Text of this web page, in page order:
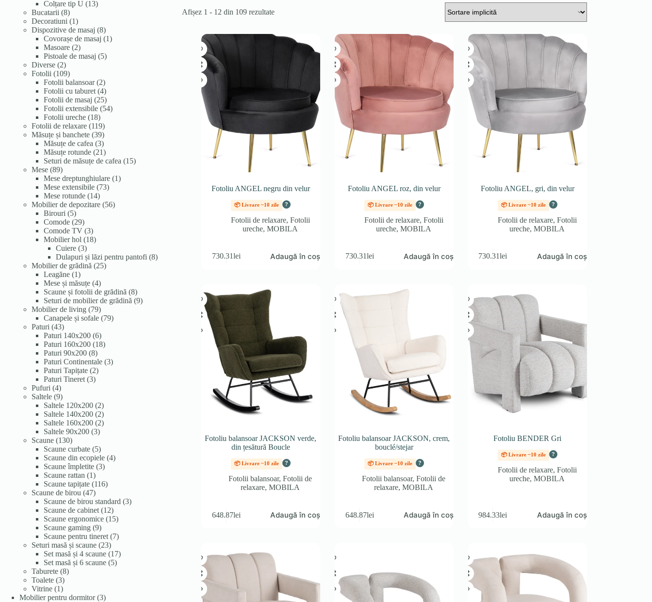
Afișez 1 - 12 din 109 rezultate
Fotoliu ANGEL negru din velur
📦 Livrare ~10 zile ?
Fotolii de relaxare, Fotolii
ureche,MOBILA
730.31lei Adaugă în coș
Fotoliu ANGEL roz, din velur
📦 Livrare ~10 zile ?
Fotolii de relaxare, Fotolii
ureche,MOBILA
730.31lei Adaugă în coș
Fotoliu ANGEL, gri, din velur
📦 Livrare ~10 zile ?
Fotolii de relaxare, Fotolii
ureche,MOBILA
730.31lei Adaugă în coș
Fotoliu balansoar JACKSON verde,
din țesătură Boucle
📦 Livrare ~10 zile ?
Fotolii balansoar,Fotolii de
relaxare,MOBILA
648.87lei Adaugă în coș
Fotoliu balansoar JACKSON, crem,
bouclé/stejar
📦 Livrare ~10 zile ?
Fotolii balansoar,Fotolii de
relaxare,MOBILA
648.87lei Adaugă în coș
Fotoliu BENDER Gri
📦 Livrare ~10 zile ?
Fotolii de relaxare, Fotolii
ureche,MOBILA
984.33lei Adaugă în coș
de
Colțare tip U 1313
Bucatarii 88
produse
Decoratiuni 11
produs
Dispozitive de masaj 88
produse
Covorașe de masaj 11
Masoare 22
produse
Pistoale de masaj 55
Diverse 22
produse
Fotolii 109109
produse
Fotolii balansoar 22
produse
Fotolii cu taburet 44
produse
Fotolii de masaj 2525
de
Fotolii extensibile 5454
Fotolii ureche 1818
produse
Fotolii de relaxare 119119
produse
Măsuțe și banchete 3939
de
produse
Măsuțe de cafea 33
produse
Măsuțe rotunde 2121
de
Seturi de măsuțe de cafea 1515
Mese 8989
de
produse
Mese dreptunghiulare 11
Mese extensibile 7373
produse
Mese rotunde 1414
produse
Mobilier de depozitare 5656
Birouri 55
produse
Comode 2929
de
produse
Comode TV 33
produse
Mobilier hol 1818
Cuiere 33
produse
Dulapuri și lăzi pentru pantofi 88
Mobilier de grădină 2525
Leagăne 11
produs
Mese și măsuțe 44
produse
Scaune și fotolii de grădină 88
produse
Seturi de mobilier de grădină 99
Mobilier de living 7979
de
Canapele și sofale 7979
Paturi 4343
de
produse
Paturi 140x200 66
produse
Paturi 160x200 1818
Paturi 90x200 88
produse
Paturi Continentale 33
Paturi Tapițate 22
Paturi Tineret 33
Pufuri 44
produse
Saltele 99
produse
Saltele 120x200 22
produse
Saltele 140x200 22
produse
Saltele 160x200 22
Saltele 90x200 33
Scaune 130130
de
produse
Scaune curbate 55
produse
Scaune din ecopiele 44
Scaune împletite 33
Scaune rattan 11
produs
Scaune tapițate 116116
Scaune de birou 4747
de
produse
Scaune de birou standard 33
Scaune de cabinet 1212
produse
Scaune ergonomice 1515
Scaune gaming 99
produse
Scaune pentru tineret 77
Seturi masă și scaune 2323
de
produse
Set masă și 4 scaune 1717
Set masă și 6 scaune 55
Taburete 88
Toalete 33
produse
Vitrine 11
produs
Mobilier pentru dormitor 33